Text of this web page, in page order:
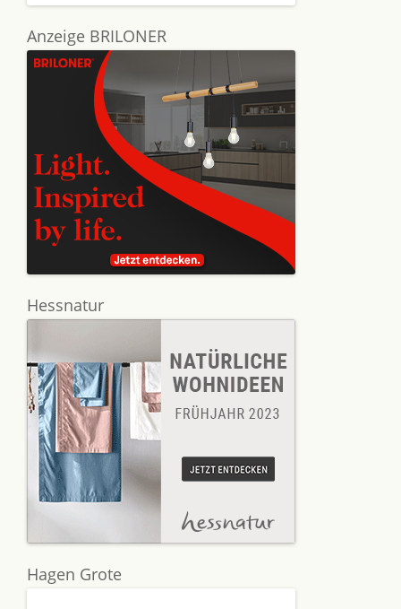
Anzeige BRILONER
Hessnatur
Hagen Grote